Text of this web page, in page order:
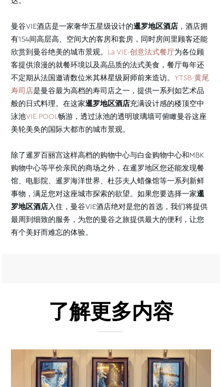
曼谷VIE酒店是一家奢华五星级设计的暹罗地区酒店 ，酒店拥
有154间高层高、空间大的客房和套房，同时房间里顾客还能
欣赏到曼谷绝美的城市景观。 La VIE-创意法式餐厅为各位顾
客提供浪漫的就餐环境以及高品质的法式美食，餐厅每年还
不定期从法国邀请数位米其林星级厨师前来造访。 YTSB-黄尾
寿司店是曼谷最为高档的寿司店之一，提供一系列如艺术品
般的日式料理。在这家暹罗地区酒店充满设计感的楼顶空中
泳池VIE POOL畅游，透过泳池的透明玻璃墙可俯瞰曼谷这座
美轮美奂的国际大都市的城市景观。
除了暹罗百丽宫这样高档的购物中心与白金购物中心和MBK
购物中心等平价亲民的商场之外，在暹罗地区您还能发现餐
馆、电影院、暹罗海洋世界、杜莎夫人蜡像馆等一系列新鲜
事物，满足您对这座城市探索的欲望。如果您要选择一家暹
罗地区酒店入住，曼谷VIE酒店绝对是您的首选，我们将提供
最周到细致的服务，为您的曼谷之旅提供最大的便利，让您
有个美好而难忘的体验。
了解更多内容